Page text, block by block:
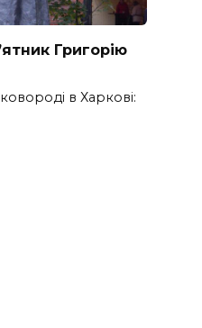
Григорію
в Харкові: